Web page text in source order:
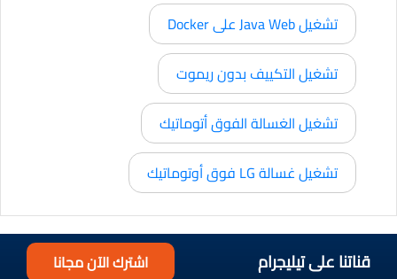
تشغيل Java Web على Docker
تشغيل التكييف بدون ريموت
تشغيل الغسالة الفوق أتوماتيك
تشغيل غسالة LG فوق أوتوماتيك
قناتنا على تيليجرام اشترك الآن مجانا